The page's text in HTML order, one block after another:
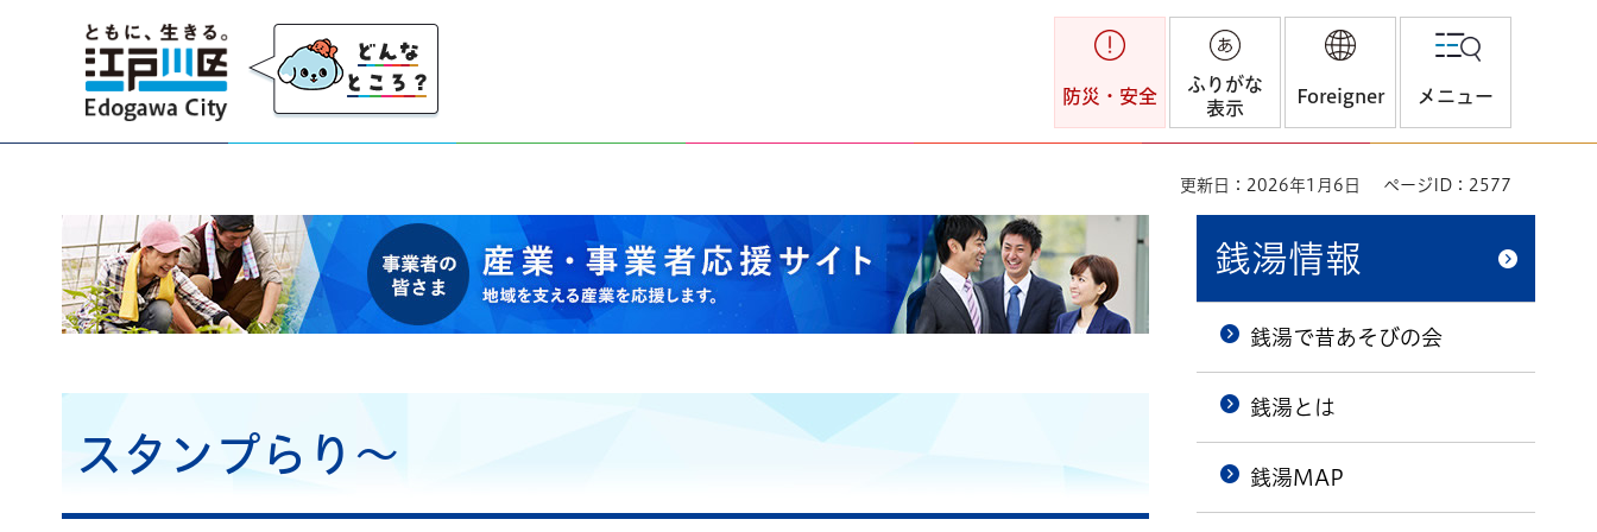
江戸川区
防災・安全
ふりがな
表示
Foreigner メニュー
更新日：2026年1月6日 ページID：2577
事業者の皆さま 産業・事業者応援サイト 地域を支える産業を応援します。
スタンプらり～
銭湯情報
銭湯で昔あそびの会
銭湯とは
銭湯MAP